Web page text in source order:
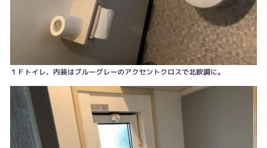
１Ｆトイレ、内装はブルーグレーのアクセントクロスで北欧調に。